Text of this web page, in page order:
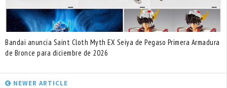
Bandai anuncia Saint Cloth Myth EX Seiya de Pegaso Primera Armadura
de Bronce para diciembre de 2026
NEWER ARTICLE